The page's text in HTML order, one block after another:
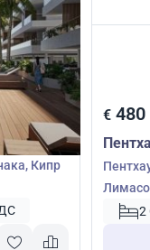
Кипр
€ 480
2